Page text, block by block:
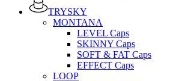
TRYSKY
MONTANA
LEVEL Caps
SKINNY Caps
SOFT & FAT Caps
EFFECT Caps
LOOP